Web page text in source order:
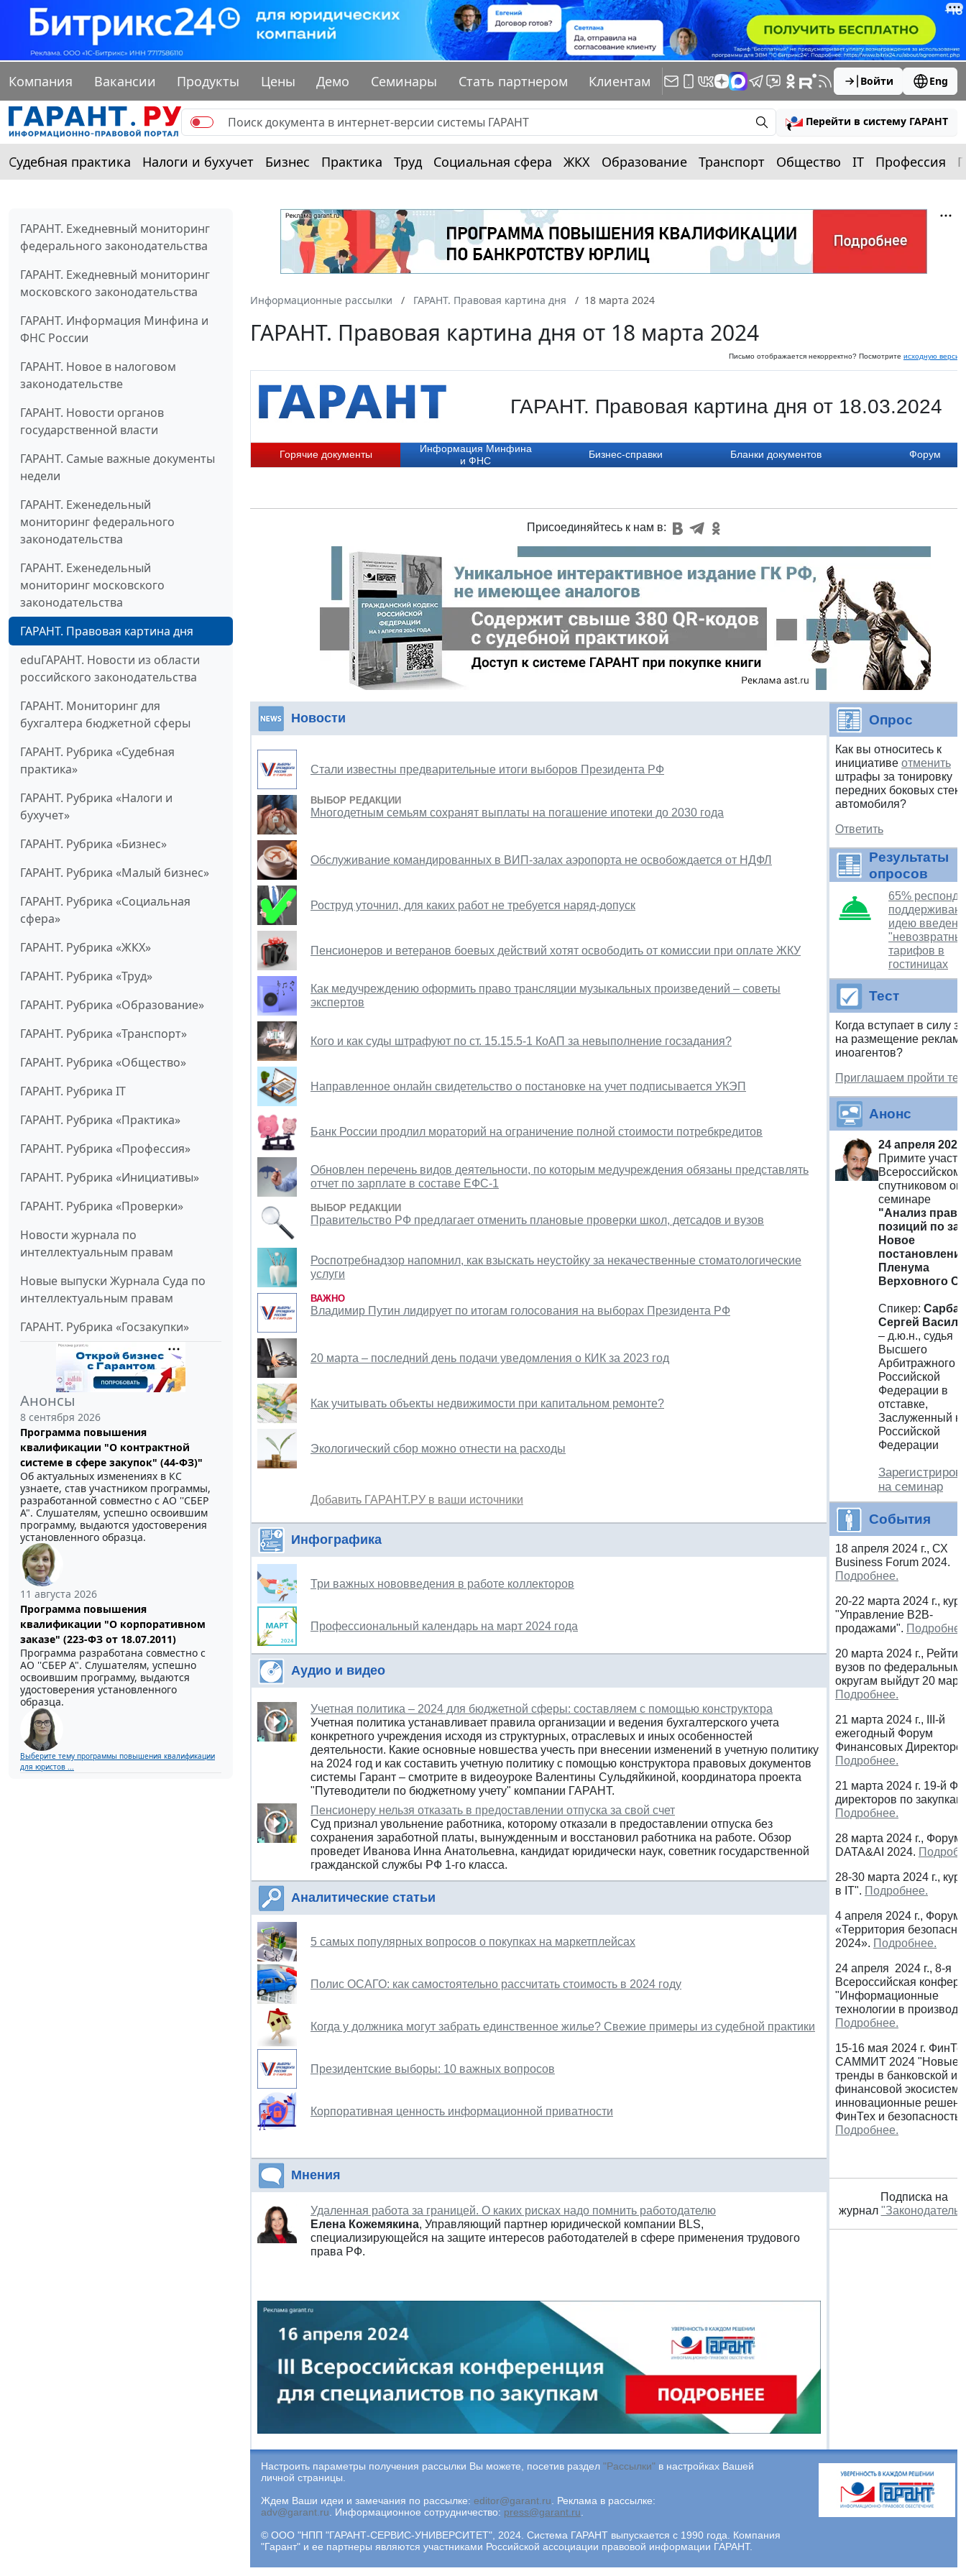
Компания Вакансии Продукты Цены Демо Семинары Стать партнером Клиентам Войти Eng
Перейти в систему ГАРАНТ
Судебная практика Налоги и бухучет Бизнес Практика Труд Социальная сфера ЖКХ Образование Транспорт Общество IT Профессия
ГАРАНТ. Ежедневный мониторинг
федерального законодательства
ГАРАНТ. Ежедневный мониторинг
московского законодательства
ГАРАНТ. Информация Минфина и
ФНС России
ГАРАНТ. Новое в налоговом
законодательстве
ГАРАНТ. Новости органов
государственной власти
ГАРАНТ. Самые важные документы
недели
ГАРАНТ. Еженедельный
мониторинг федерального
законодательства
ГАРАНТ. Еженедельный
мониторинг московского
законодательства
ГАРАНТ. Правовая картина дня
eduГАРАНТ. Новости из области
российского законодательства
ГАРАНТ. Мониторинг для
бухгалтера бюджетной сферы
ГАРАНТ. Рубрика «Судебная
практика»
ГАРАНТ. Рубрика «Налоги и
бухучет»
ГАРАНТ. Рубрика «Бизнес»
ГАРАНТ. Рубрика «Малый бизнес»
ГАРАНТ. Рубрика «Социальная
сфера»
ГАРАНТ. Рубрика «ЖКХ»
ГАРАНТ. Рубрика «Труд»
ГАРАНТ. Рубрика «Образование»
ГАРАНТ. Рубрика «Транспорт»
ГАРАНТ. Рубрика «Общество»
ГАРАНТ. Рубрика IT
ГАРАНТ. Рубрика «Практика»
ГАРАНТ. Рубрика «Профессия»
ГАРАНТ. Рубрика «Инициативы»
ГАРАНТ. Рубрика «Проверки»
Новости журнала по
интеллектуальным правам
Новые выпуски Журнала Суда по
интеллектуальным правам
ГАРАНТ. Рубрика «Госзакупки»
Анонсы
8 сентября 2026
Программа повышения
квалификации "О контрактной
системе в сфере закупок" (44-ФЗ)"
Об актуальных изменениях в КС
узнаете, став участником программы,
разработанной совместно с АО ''СБЕР
А". Слушателям, успешно освоившим
программу, выдаются удостоверения
установленного образца.
11 августа 2026
Программа повышения
квалификации "О корпоративном
заказе" (223-ФЗ от 18.07.2011)
Программа разработана совместно с
АО ''СБЕР А". Слушателям, успешно
освоившим программу, выдаются
удостоверения установленного
образца.
Выберите тему программы повышения квалификации
для юристов ...
Информационные рассылки ГАРАНТ. Правовая картина дня 18 марта 2024
ГАРАНТ. Правовая картина дня от 18 марта 2024
Письмо отображается некорректно? Посмотрите исходную версию
ГАРАНТ. Правовая картина дня от 18.03.2024
Горячие документы
Информация Минфина
и ФНС
Бизнес-справки Бланки документов Форум
Присоединяйтесь к нам в:
Новости
Стали известны предварительные итоги выборов Президента РФ
ВЫБОР РЕДАКЦИИ
Многодетным семьям сохранят выплаты на погашение ипотеки до 2030 года
Обслуживание командированных в ВИП-залах аэропорта не освобождается от НДФЛ
Роструд уточнил, для каких работ не требуется наряд-допуск
Пенсионеров и ветеранов боевых действий хотят освободить от комиссии при оплате ЖКУ
Как медучреждению оформить право трансляции музыкальных произведений – советы
экспертов
Кого и как суды штрафуют по ст. 15.15.5-1 КоАП за невыполнение госзадания?
Направленное онлайн свидетельство о постановке на учет подписывается УКЭП
Банк России продлил мораторий на ограничение полной стоимости потребкредитов
Обновлен перечень видов деятельности, по которым медучреждения обязаны представлять
отчет по зарплате в составе ЕФС-1
ВЫБОР РЕДАКЦИИ
Правительство РФ предлагает отменить плановые проверки школ, детсадов и вузов
Роспотребнадзор напомнил, как взыскать неустойку за некачественные стоматологические
услуги
ВАЖНО
Владимир Путин лидирует по итогам голосования на выборах Президента РФ
20 марта – последний день подачи уведомления о КИК за 2023 год
Как учитывать объекты недвижимости при капитальном ремонте?
Экологический сбор можно отнести на расходы
Добавить ГАРАНТ.РУ в ваши источники
Инфографика
Три важных нововведения в работе коллекторов
Профессиональный календарь на март 2024 года
Аудио и видео
Учетная политика – 2024 для бюджетной сферы: составляем с помощью конструктора
Учетная политика устанавливает правила организации и ведения бухгалтерского учета
конкретного учреждения исходя из структурных, отраслевых и иных особенностей
деятельности. Какие основные новшества учесть при внесении изменений в учетную политику
на 2024 год и как составить учетную политику с помощью конструктора правовых документов
системы Гарант – смотрите в видеоуроке Валентины Сульдяйкиной, координатора проекта
"Путеводители по бюджетному учету" компании ГАРАНТ.
Пенсионеру нельзя отказать в предоставлении отпуска за свой счет
Суд признал увольнение работника, которому отказали в предоставлении отпуска без
сохранения заработной платы, вынужденным и восстановил работника на работе. Обзор
проведет Иванова Инна Анатольевна, кандидат юридически наук, cоветник государственной
гражданской службы РФ 1-го класса.
Аналитические статьи
5 самых популярных вопросов о покупках на маркетплейсах
Полис ОСАГО: как самостоятельно рассчитать стоимость в 2024 году
Когда у должника могут забрать единственное жилье? Свежие примеры из судебной практики
Президентские выборы: 10 важных вопросов
Корпоративная ценность информационной приватности
Мнения
Удаленная работа за границей. О каких рисках надо помнить работодателю
Елена Кожемякина, Управляющий партнер юридической компании BLS,
специализирующейся на защите интересов работодателей в сфере применения трудового
права РФ.
Опрос
Как вы относитесь к
инициативе отменить
штрафы за тонировку
передних боковых
автомобиля?
Ответить
Результаты
опросов
65%
идею
тарифов в
гостиницах
Тест
Когда вступает в силу
на размещение
иноагентов?
Приглашаем пройти
Анонс
24 апреля 2024
Примите
Всероссийском
спутниковом
семинаре
"Анализ
позиций по
Новое
Пленума
Верховного
Спикер:
Сергей
– д.ю.н., судья
Высшего
Арбитражного
Российской
Федерации в
отставке,
Заслуженный
Российской
Федерации
на семинар
События
18 апреля 2024 г., СХ
Business Forum 2024.
Подробнее.
20-22 марта 2024 г., курс
"Управление B2B-
продажами".
20 марта 2024 г.,
вузов по федеральным
округам выйдут 20
Подробнее.
21 марта 2024 г., III-й
ежегодный Форум
Финансовых
Подробнее.
21 марта 2024 г. 19-й
директоров по закупкам.
Подробнее.
28 марта 2024 г., Форум
DATA&AI 2024.
28-30 марта 2024 г.,
в IT". Подробнее.
4 апреля 2024 г., Форум
«Территория
2024». Подробнее.
24 апреля 2024 г., 8-я
Всероссийская
"Информационные
технологии в
Подробнее.
15-16 мая 2024 г.
САММИТ 2024 "Новые
тренды в банковской и
финансовой
инновационные
ФинТех и
Подробнее.
Подписка на
журнал
Настроить параметры получения рассылки Вы можете, посетив раздел "Рассылки" в настройках Вашей
личной страницы.
Ждем Ваши идеи и замечания по рассылке: editor@garant.ru. Реклама в рассылке:
adv@garant.ru. Информационное сотрудничество: press@garant.ru.
© ООО "НПП "ГАРАНТ-СЕРВИС-УНИВЕРСИТЕТ", 2024. Система ГАРАНТ выпускается с 1990 года. Компания
"Гарант" и ее партнеры являются участниками Российской ассоциации правовой информации ГАРАНТ.